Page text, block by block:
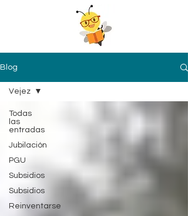
Blog
Todas
las
entradas
Jubilación
PGU
Subsidios
Subsidios
Reinventarse
Vejez